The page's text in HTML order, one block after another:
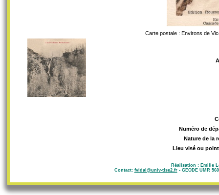
Carte postale : Environs de
Numéro de
Nature de la
Lieu visé ou
Réalisation : Emilie
Contact: fvidal@univ-tlse2.fr- GEODE UMR